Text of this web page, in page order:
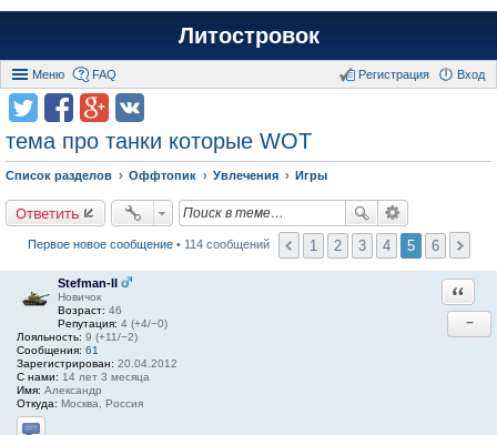
Литостровок
Меню FAQ Вход
Регистрация
тема про танки которые WOT
Список разделов Оффтопик Увлечения Игры
Ответить
Первое новое сообщение• 114 сообщений 1 2 3 4 5 6
Stefman-II
Новичок
Возраст: 46
Репутация: 4 (+4/−0)
Лояльность: 9 (+11/−2)
Сообщения: 61
Зарегистрирован: 20.04.2012
С нами: 14 лет 3 месяца
Имя: Александр
Откуда: Москва, Россия
−